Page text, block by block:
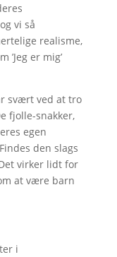
vi så
realisme,
er mig’
svært ved at tro
fjolle-snakker,
egen
den slags
virker lidt for
at være barn
i